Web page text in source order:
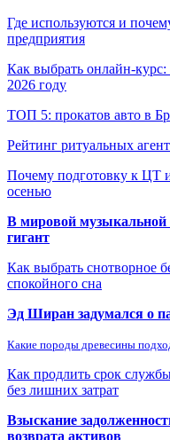
Где используются и
предприятия
Как выбрать онлайн-курс:
2026 году
ТОП 5: прокатов авто в
Рейтинг ритуальных
Почему подготовку к ЦТ
осенью
В мировой музыкальной
гигант
Как выбрать снотворное
спокойного сна
Эд Ширан задумался о
Какие породы древесины
Как продлить срок
без лишних затрат
Взыскание
возврата активов